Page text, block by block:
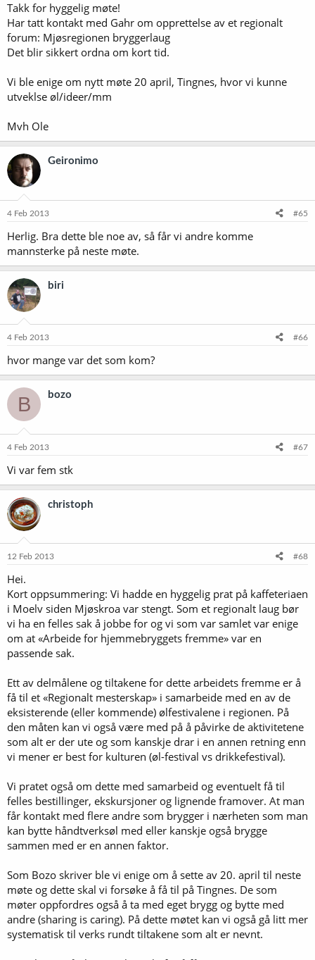
Takk for hyggelig møte!
Har tatt kontakt med Gahr om opprettelse av et regionalt
forum: Mjøsregionen bryggerlaug
Det blir sikkert ordna om kort tid.
Vi ble enige om nytt møte 20 april, Tingnes, hvor vi kunne
utveklse øl/ideer/mm
Mvh Ole
Geironimo
4 Feb 2013 #65
Herlig. Bra dette ble noe av, så får vi andre komme
mannsterke på neste møte.
biri
4 Feb 2013 #66
hvor mange var det som kom?
B bozo
4 Feb 2013 #67
Vi var fem stk
christoph
12 Feb 2013 #68
Hei.
Kort oppsummering: Vi hadde en hyggelig prat på kaffeteriaen
i Moelv siden Mjøskroa var stengt. Som et regionalt laug bør
vi ha en felles sak å jobbe for og vi som var samlet var enige
om at «Arbeide for hjemmebryggets fremme» var en
passende sak.
Ett av delmålene og tiltakene for dette arbeidets fremme er å
få til et «Regionalt mesterskap» i samarbeide med en av de
eksisterende (eller kommende) ølfestivalene i regionen. På
den måten kan vi også være med på å påvirke de aktivitetene
som alt er der ute og som kanskje drar i en annen retning enn
vi mener er best for kulturen (øl-festival vs drikkefestival).
Vi pratet også om dette med samarbeid og eventuelt få til
felles bestillinger, ekskursjoner og lignende framover. At man
får kontakt med flere andre som brygger i nærheten som man
kan bytte håndtverksøl med eller kanskje også brygge
sammen med er en annen faktor.
Som Bozo skriver ble vi enige om å sette av 20. april til neste
møte og dette skal vi forsøke å få til på Tingnes. De som
møter oppfordres også å ta med eget brygg og bytte med
andre (sharing is caring). På dette møtet kan vi også gå litt mer
systematisk til verks rundt tiltakene som alt er nevnt.